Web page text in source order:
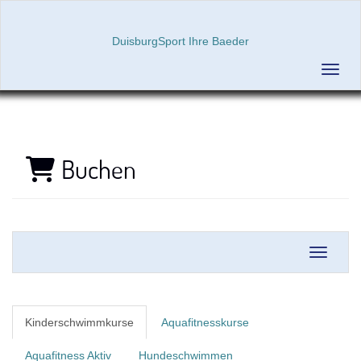
DuisburgSport Ihre Baeder
Menü
Buchen
Kinderschwimmkurse Aquafitnesskurse
Aquafitness Aktiv Hundeschwimmen